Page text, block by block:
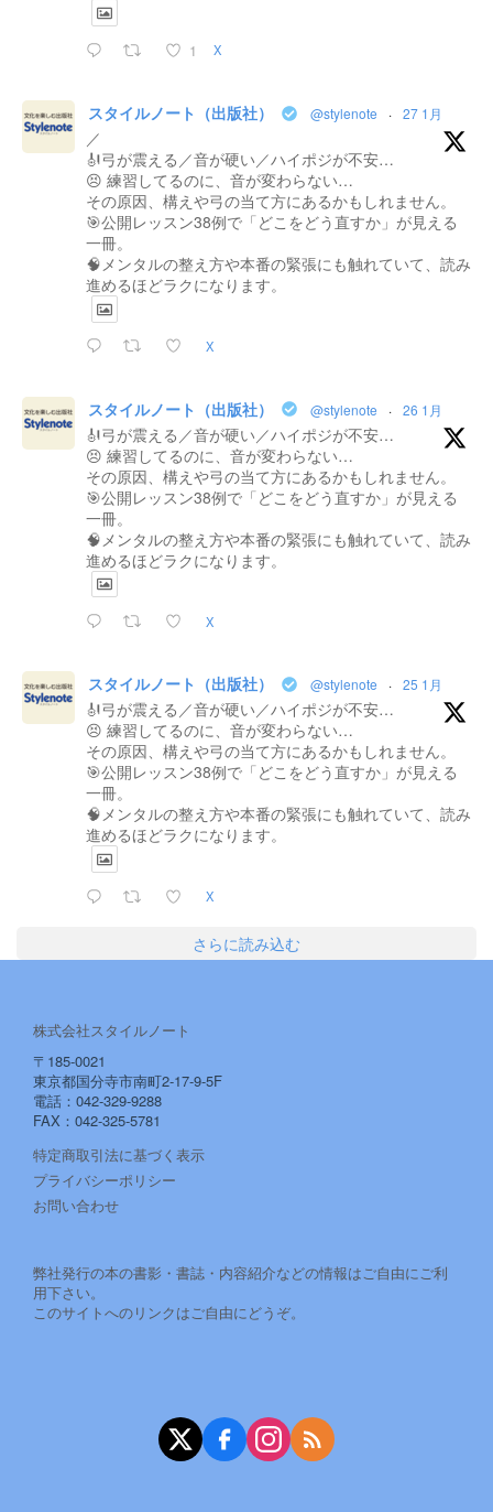
1 X
スタイルノート（出版社） @stylenote · 27 1月
／
🎻弓が震える／音が硬い／ハイポジが不安…
😣 練習してるのに、音が変わらない…
その原因、構えや弓の当て方にあるかもしれません。
🎯公開レッスン38例で「どこをどう直すか」が見える
一冊。
🧠メンタルの整え方や本番の緊張にも触れていて、読み
進めるほどラクになります。
X
スタイルノート（出版社） @stylenote · 26 1月
🎻弓が震える／音が硬い／ハイポジが不安…
😣 練習してるのに、音が変わらない…
その原因、構えや弓の当て方にあるかもしれません。
🎯公開レッスン38例で「どこをどう直すか」が見える
一冊。
🧠メンタルの整え方や本番の緊張にも触れていて、読み
進めるほどラクになります。
X
スタイルノート（出版社） @stylenote · 25 1月
🎻弓が震える／音が硬い／ハイポジが不安…
😣 練習してるのに、音が変わらない…
その原因、構えや弓の当て方にあるかもしれません。
🎯公開レッスン38例で「どこをどう直すか」が見える
一冊。
🧠メンタルの整え方や本番の緊張にも触れていて、読み
進めるほどラクになります。
X
さらに読み込む
株式会社スタイルノート
〒185-0021
東京都国分寺市南町2-17-9-5F
電話：042-329-9288
FAX：042-325-5781
特定商取引法に基づく表示
プライバシーポリシー
お問い合わせ
弊社発行の本の書影・書誌・内容紹介などの情報はご自由にご利
用下さい。
このサイトへのリンクはご自由にどうぞ。
X（旧Twitter）
FacebookInstagram
RSS